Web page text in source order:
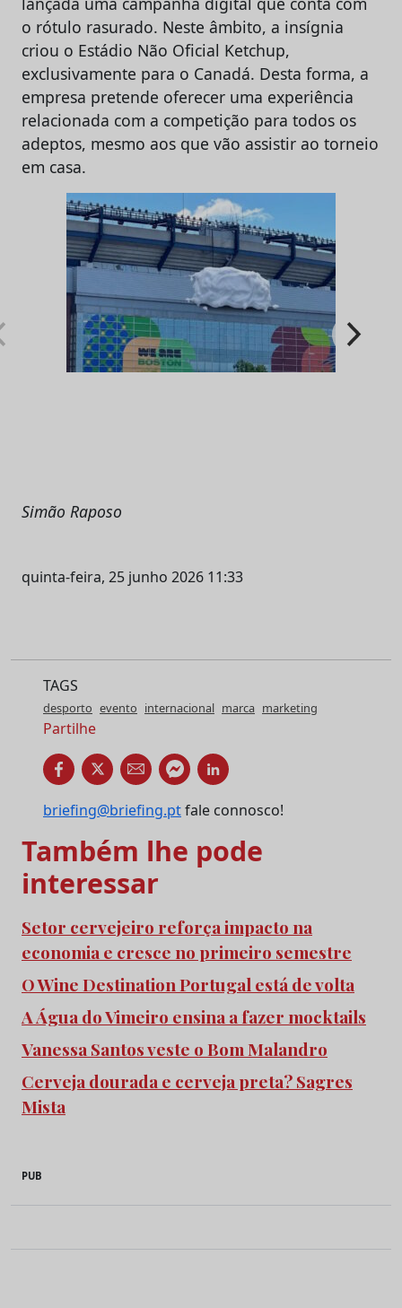
o rótulo rasurado. Neste âmbito, a insígnia
criou o Estádio Não Oficial Ketchup,
exclusivamente para o Canadá. Desta forma, a
empresa pretende oferecer uma experiência
relacionada com a competição para todos os
adeptos, mesmo aos que vão assistir ao torneio
em casa.
Simão Raposo
quinta-feira, 25 junho 2026 11:33
TAGS
desporto evento internacional marca marketing
Partilhe
briefing@briefing.ptfale connosco!
Também lhe pode
interessar
Setor cervejeiro reforça impacto na
economia e cresce no primeiro semestre
O Wine Destination Portugal está de volta
A Água do Vimeiro ensina a fazer mocktails
Vanessa Santos veste o Bom Malandro
Cerveja dourada e cerveja preta? Sagres
Mista
PUB